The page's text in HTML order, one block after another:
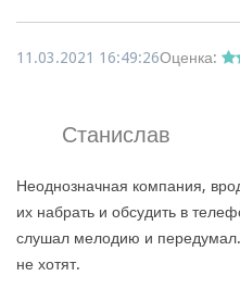
11.03.2021 16:49:26Оценка:
Станислав
Неоднозначная компания,
их набрать и обсудить в
слушал мелодию и
не хотят.